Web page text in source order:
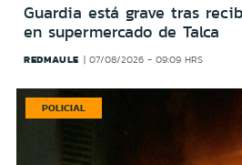
Guardia está grave tras
en supermercado de Talca
REDMAULE 07/08/2026 - 09:09 HRS
POLICIAL